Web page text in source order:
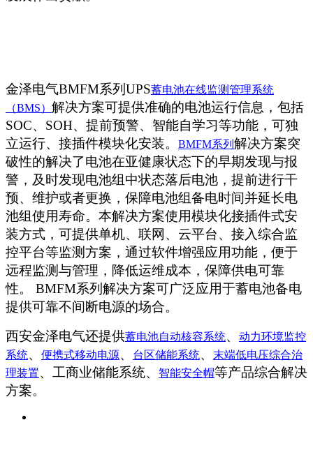
金泽电气BMFM系列 UPS蓄电池在线监测管理系统
（BMS） 解决方案可提供准确的电池运行信息，包括
SOC、 SOH、提前预警、智能自学习等功能，可独
立运行、接插件模块化安装。
BMFM系列 解决方案突
破性的解决了电池在亚健康状态下的早期发现与报
警，及时发现电池组中状态落后电池，提前进行干
预、维护或者更换，保障电池组备电时间并延长电
池组使用寿命。本解决方案使用模块化接插件式安
装方式，可提供单机、联网、云平台、接入综合监
控平台等监测方案，通过软件增强应用功能，便于
远程监测与管理，降低运维成本，保障供电可靠
性。
BMFM系列解决方案可广泛应用于蓄电池备电
提供可靠不间断电源的场合。
西安金泽电气还提供蓄电池自动核容系统、
动力环境监控
系统、 便携式移动电源、 台区储能系统、
末端低电压综合治
理装置、工商业储能系统、 智能安全帽等产品综合解决
方案。